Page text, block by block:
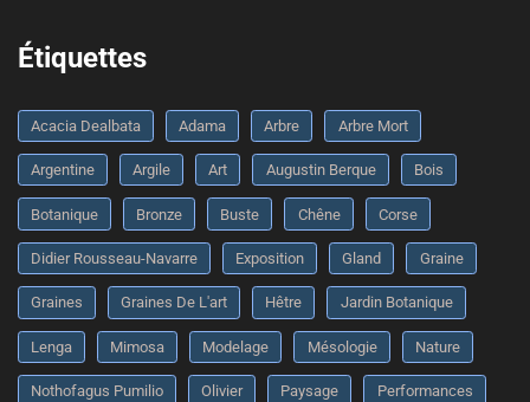
Étiquettes
Acacia Dealbata Adama Arbre Arbre Mort
Argentine Argile Art Augustin Berque Bois
Botanique Bronze Buste Chêne Corse
Didier Rousseau-Navarre Exposition Gland Graine
Graines Graines De L'art Hêtre Jardin Botanique
Lenga Mimosa Modelage Mésologie Nature
Nothofagus Pumilio Olivier Paysage Performances